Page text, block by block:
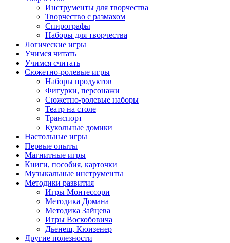
Инструменты для творчества
Творчество с размахом
Спирографы
Наборы для творчества
Логические игры
Учимся читать
Учимся считать
Сюжетно-ролевые игры
Наборы продуктов
Фигурки, персонажи
Сюжетно-ролевые наборы
Театр на столе
Транспорт
Кукольные домики
Настольные игры
Первые опыты
Магнитные игры
Книги, пособия, карточки
Музыкальные инструменты
Методики развития
Игры Монтессори
Методика Домана
Методика Зайцева
Игры Воскобовича
Дьенеш, Кюизенер
Другие полезности